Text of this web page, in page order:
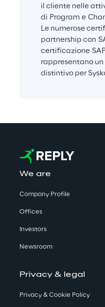
il cliente nelle
di Program e
Le numerose
partnership con
certificazione
rappresentano
distintivo per
We are
Company Profile
Offices
Investors
Newsroom
Privacy & legal
Privacy & Cookie Policy